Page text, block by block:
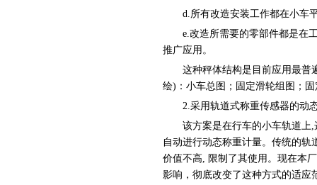
d.所有改造安装工作都在小车平
e.改造所需要的零部件都是在工
推广应用。
这种秤体结构是目前应用最普遍
绘)：小车总图；固定滑轮组图；
2.采用轨道式称重传感器的动
该方案是在行车的小车轨道上,
自动进行动态称重计量。传统的
价值不高, 限制了其使用。现在本
影响，彻底改变了这种方式的适应